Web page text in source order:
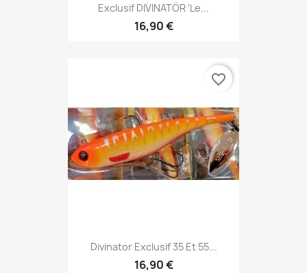
Exclusif DIVINATÖR 'le...
16,90 €
Divinator Exclusif 35 Et 55...
16,90 €
favorite_border